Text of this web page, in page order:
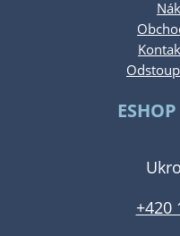
+420